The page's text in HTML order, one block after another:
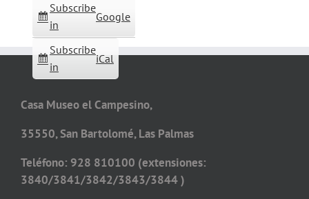
Subscribe
in
Google
Subscribe
in
iCal
Casa Museo el Campesino,
35550, San Bartolomé, Las Palmas
Teléfono: 928 810100 (extensiones:
3840/3841/3842/3843/3844 )